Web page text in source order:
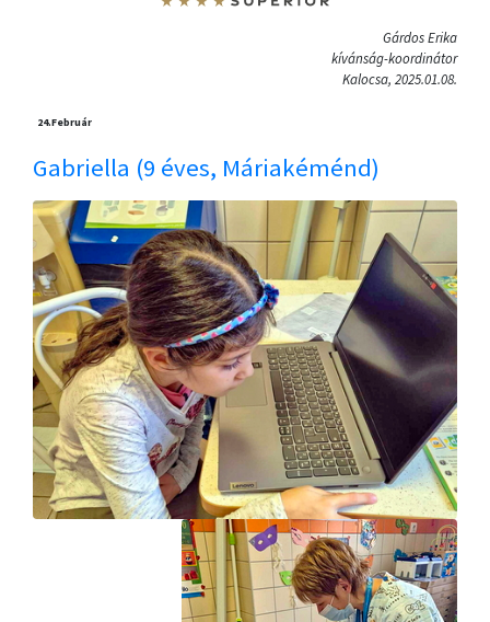
Gárdos Erika
kívánság-koordinátor
Kalocsa, 2025.01.08.
24.Február
Gabriella (9 éves, Máriakéménd)